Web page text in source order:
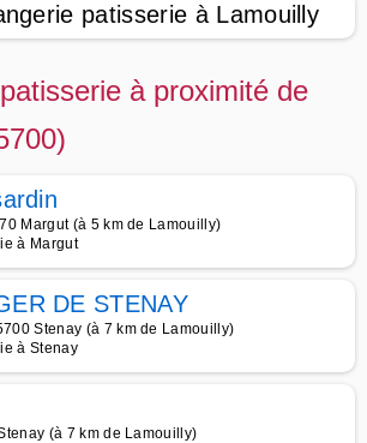
patisserie à Lamouilly
à proximité de
Margut (à 5 km de Lamouilly)
à Margut
DE STENAY
Stenay (à 7 km de Lamouilly)
à Stenay
(à 7 km de Lamouilly)